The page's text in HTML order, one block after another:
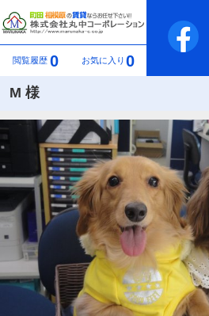
閲覧履歴 0 お気に入り 0
M 様